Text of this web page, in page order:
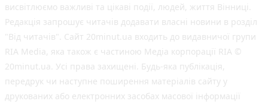
висвітлюємо важливі та цікаві події, людей, життя Вінниці.
Редакція запрошує читачів додавати власні новини в розділ
"Від читачів". Сайт 20minut.ua входить до видавничої групи
RIA Media, яка також є частиною Медіа корпорації RIA ©
20minut.ua. Усі права захищені. Будь-яка публiкацiя,
передрук чи наступне поширення матеріалів сайту у
друкованих або електронних засобах масової інформації